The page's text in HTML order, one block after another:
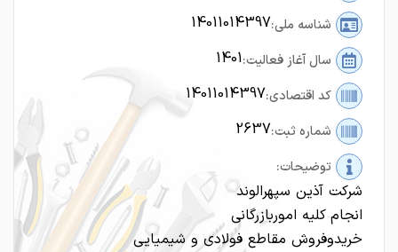
شناسه ملی:14011014397
سال آغاز فعالیت:1401
کد اقتصادی:14011014397
شماره ثبت:2637
توضیحات:
شرکت آذین سپهرالوند
انجام کلیه اموربازرگانی
خریدوفروش مقاطع فولادی و شیمیایی